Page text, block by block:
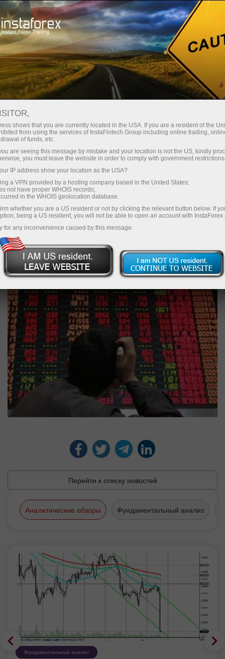
Новости рынка Форекс
РЌРΜС„С‚СЊ
РЇРЅРҐРЅСЂРЅР¶Р°Р»Р° РЅР°
С„РЅРЅРΜ
СЌСЃРЄР°Р»Р°С†РЁРЁ
РЅР°РЇСЂСЏР¶РΜРЅРЅРЅСЃС‚РЁ
РЅР° Р‘Р»РЁР¶РЅРΜРЈ
Р’РЅСЃС‚РЅРЄРΜ
Перейти к списку новостей
Аналитические обзоры Фундаментальный анализ
Фундаментальный анализ
shows that you are currently located in the USA. If you are a resident of the
from using the services of InstaFintech Group including online trading,
of funds, etc.
are seeing this message by mistake and your location is not the US, kindly
you must leave the website in order to comply with government
IP address show your location as the USA?
a VPN provided by a hosting company based in the United States;
not have proper WHOIS records;
in the WHOIS geolocation database.
whether you are a US resident or not by clicking the relevant button below. If
being a US resident, you will not be able to open an account with InstaForex
for any inconvenience caused by this message.